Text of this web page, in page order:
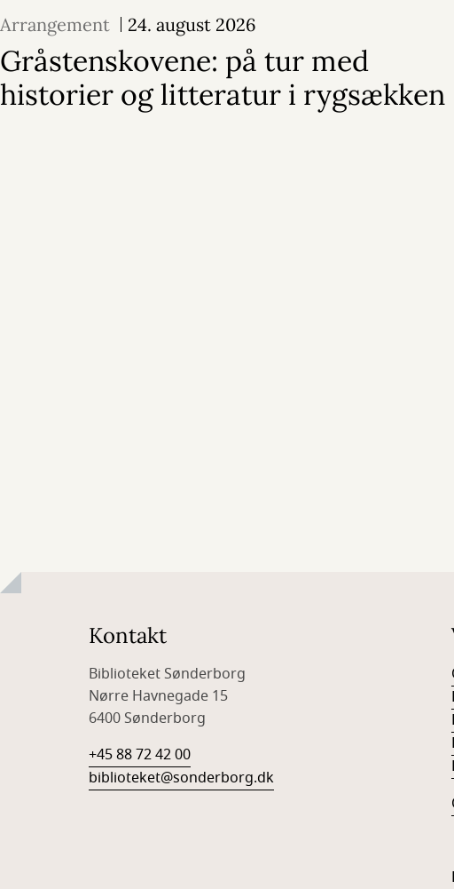
Arrangement 24. august 2026
Gråstenskovene: på tur med
historier og litteratur i rygsækken
Kontakt
Biblioteket Sønderborg
Nørre Havnegade 15
6400 Sønderborg
+45 88 72 42 00
biblioteket@sonderborg.dk